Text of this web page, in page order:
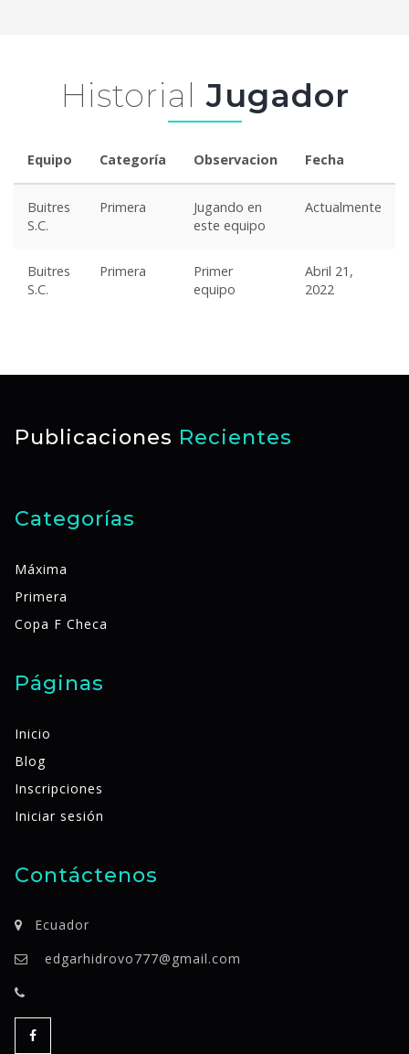
Historial Jugador
Equipo Categoría Observacion Fecha
Buitres
S.C.
Primera
Jugando en
este equipo
Actualmente
Buitres
S.C.
Primera
Primer
equipo
Abril 21,
2022
Publicaciones Recientes
Categorías
Máxima
Primera
Copa F Checa
Páginas
Inicio
Blog
Inscripciones
Iniciar sesión
Contáctenos
Ecuador
edgarhidrovo777@gmail.com